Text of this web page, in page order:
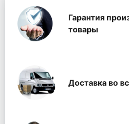
WhitePack
Гарантия
товары
Доставка во